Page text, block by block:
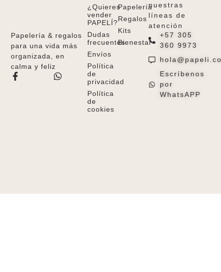
Papelería & regalos
para una vida más
organizada, en
calma y feliz
Papelería
Regalos
Kits
Bienestar
¿Quieres
vender
PAPELÍ?
Dudas
frecuentes
Envíos
Política
de
privacidad
Política
de
cookies
nuestras
líneas de
atención
+57 305
360 9973
Escríbenos
por
WhatsAPP